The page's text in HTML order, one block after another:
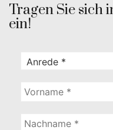
Tragen Sie sich
ein!